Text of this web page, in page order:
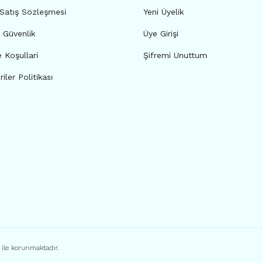
Sözleşmesi
Koşullari
Politikası
Yeni Üyelik
Üye Girişi
Şifremi Unuttum
korunmaktadır.